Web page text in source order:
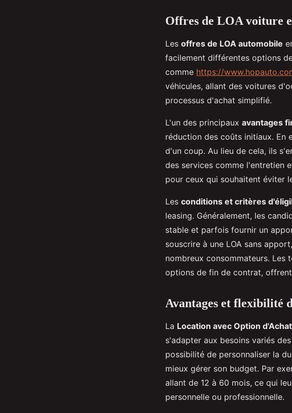
Offres de LOA voiture
Les offres de LOA automobile
facilement différentes options
comme https://
véhicules, allant des voitures
processus d'achat simplifié.
L'un des principaux avantages
réduction des coûts initiaux. En
d'un coup. Au lieu de cela, ils
des services comme l'entretien
pour ceux qui souhaitent éviter
Les conditions et critères
leasing. Généralement, les
stable et parfois fournir un
souscrire à une LOA sans
nombreux consommateurs. Les
options de fin de contrat,
Avantages et flexibilité
La Location avec Option
s'adapter aux besoins variés
possibilité de personnaliser la
mieux gérer son budget. Par
allant de 12 à 60 mois, ce qui
personnelle ou professionnelle.